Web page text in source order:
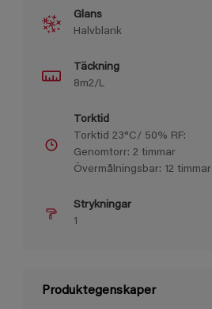
Glans
Halvblank
Täckning
8m2/L
Torktid
Torktid 23°C/ 50% RF:
Genomtorr: 2 timmar
Övermålningsbar: 12 timmar
Strykningar
1
Produktegenskaper